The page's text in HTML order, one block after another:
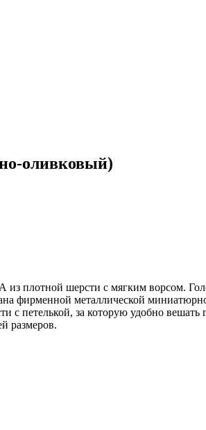
оливковый)
плотной шерсти с мягким ворсом.
фирменной металлической
с петелькой, за которую удобно
размеров.